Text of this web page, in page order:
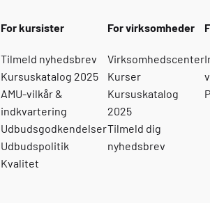
For kursister
Tilmeld nyhedsbrev
Kursuskatalog 2025
AMU-vilkår &
indkvartering
Udbudsgodkendelser
Udbudspolitik
Kvalitet
For virksomheder
Virksomhedscenter
Kurser
Kursuskatalog
2025
Tilmeld dig
nyhedsbrev